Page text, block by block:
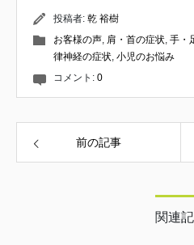
ニックを習得
任。 約4年に
う。 多くの
則、触診、
た”点”が”線
辛い症状と
信し地元で
投稿者: 乾 裕樹
お客様の声 肩・首の症状 手・
律神経の症状 小児のお悩み
コメント: 0
前の記事
関連